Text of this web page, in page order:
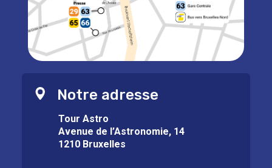
Notre adresse
Tour Astro
Avenue de l’Astronomie, 14
1210 Bruxelles